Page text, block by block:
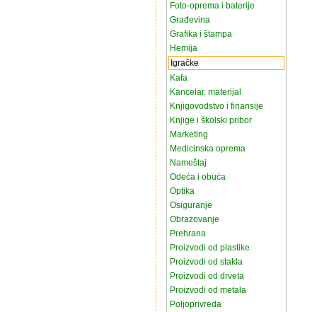
Foto-oprema i baterije
Građevina
Grafika i štampa
Hemija
Igračke
Kafa
Kancelar. materijal
Knjigovodstvo i finansije
Knjige i školski pribor
Marketing
Medicinska oprema
Nameštaj
Odeća i obuća
Optika
Osiguranje
Obrazovanje
Prehrana
Proizvodi od plastike
Proizvodi od stakla
Proizvodi od drveta
Proizvodi od metala
Poljoprivreda